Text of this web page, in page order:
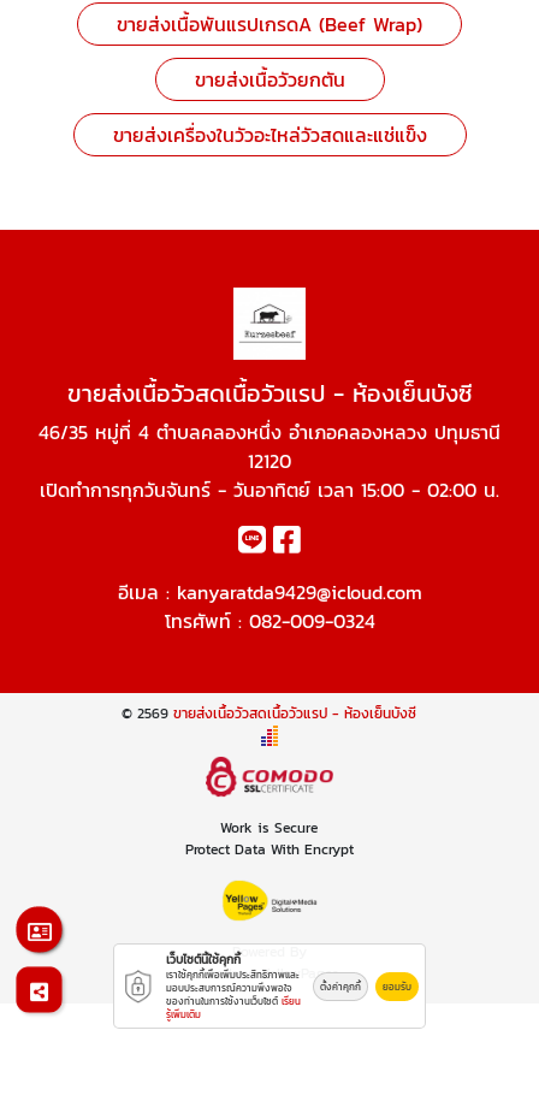
ขายส่งเนื้อพันแรปเกรดA (Beef Wrap)
ขายส่งเนื้อวัวยกตัน
ขายส่งเครื่องในวัวอะไหล่วัวสดและแช่แข็ง
ขายส่งเนื้อวัวสดเนื้อวัวแรป - ห้องเย็นบังซี
46/35 หมู่ที่ 4 ตำบลคลองหนึ่ง อำเภอคลองหลวง ปทุมธานี
12120
เปิดทำการทุกวันจันทร์ - วันอาทิตย์ เวลา 15:00 - 02:00 น.
อีเมล : kanyaratda9429@icloud.com
โทรศัพท์ : 082-009-0324
© 2569ขายส่งเนื้อวัวสดเนื้อวัวแรป - ห้องเย็นบังซี
Work is Secure
Protect Data With Encrypt
Powered By
Thailand YellowPages
เว็บไซต์นี้ใช้คุกกี้
เราใช้คุกกี้เพื่อเพิ่มประสิทธิภาพและ
มอบประสบการณ์ความพึงพอใจ
ของท่านในการใช้งานเว็บไซต์ เรียน
รู้เพิ่มเติม
ตั้งค่าคุกกี้ ยอมรับ